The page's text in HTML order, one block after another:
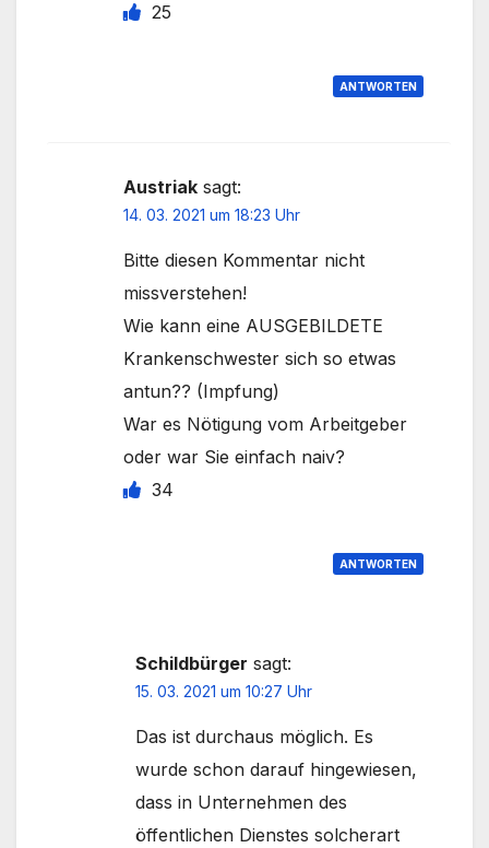
25
ANTWORTEN
Austriak sagt:
14. 03. 2021 um 18:23 Uhr
Bitte diesen Kommentar nicht
missverstehen!
Wie kann eine AUSGEBILDETE
Krankenschwester sich so etwas
antun?? (Impfung)
War es Nötigung vom Arbeitgeber
oder war Sie einfach naiv?
34
ANTWORTEN
Schildbürger sagt:
15. 03. 2021 um 10:27 Uhr
Das ist durchaus möglich. Es
wurde schon darauf hingewiesen,
dass in Unternehmen des
öffentlichen Dienstes solcherart